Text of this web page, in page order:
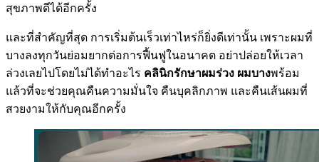
สุขภาพดีได้อีกครั้ง
และที่สำคัญที่สุด การเริ่มต้นเร็วเท่าไหร่ก็ยิ่งดีเท่านั้น เพราะผมที่
บางลงทุกวันย่อมยากต่อการฟื้นฟูในอนาคต อย่าปล่อยให้เวลา
ล่วงเลยไปโดยไม่ได้ทำอะไร คลินิกรักษาผมร่วง ผมบางพร้อม
แล้วที่จะช่วยคุณคืนความมั่นใจ คืนบุคลิกภาพ และคืนเส้นผมที่
สวยงามให้กับคุณอีกครั้ง